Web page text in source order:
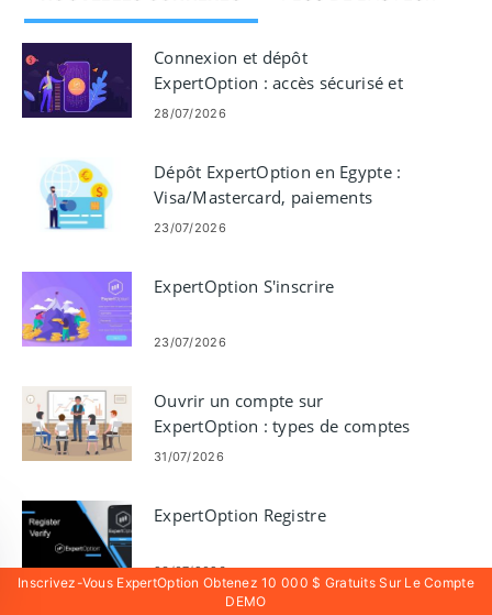
Connexion et dépôt
ExpertOption : accès sécurisé et
options de financement
28/07/2026
Dépôt ExpertOption en Egypte :
Visa/Mastercard, paiements
électroniques et crypto
23/07/2026
ExpertOption S'inscrire
23/07/2026
Ouvrir un compte sur
ExpertOption : types de comptes
et étapes de configuration
31/07/2026
ExpertOption Registre
23/07/2026
Inscrivez-Vous ExpertOption Obtenez 10 000 $ Gratuits Sur Le Compte
DEMO